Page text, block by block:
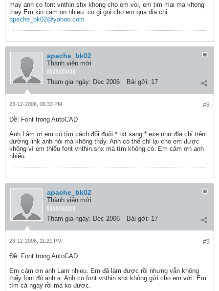
may anh co font vnthin.shx khong cho em voi, em tim mai ma khong
thạy Em xin cam on nhieu. co gi goi cho em qua dia chi
apache_bk02@yahoo.com
apache_bk02
Thành viên mới
Tham gia ngày: Dec 2006 Bài gởi: 17
#8
23-12-2006, 06:33 PM
Ðề: Font trong AutoCAD
Anh Lâm ơi em có tìm cách đổi đuôi *.txt sang *.exe như địa chỉ trên
đường link anh nói mà không thấy. Anh có thể chỉ lại cho em được
không vì em thiếu font vnthin.shx mà tìm không có. Em cảm ơn anh
nhiếu.
apache_bk02
Thành viên mới
Tham gia ngày: Dec 2006 Bài gởi: 17
#9
23-12-2006, 11:21 PM
Ðề: Font trong AutoCAD
Em cám ơn anh Lam nhieu. Em đã làm được rồi nhưng vẫn không
thấy font đó anh ạ. Anh co font vnthin.shx không gửi cho em với. Em
tìm cả ngày rồi mà ko được.